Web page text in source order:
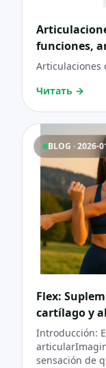
funciones,
Articulaciones
Читать →
BLOG · 2026-
Flex:
cartílago y
artritis y
Introducción:
sensación de